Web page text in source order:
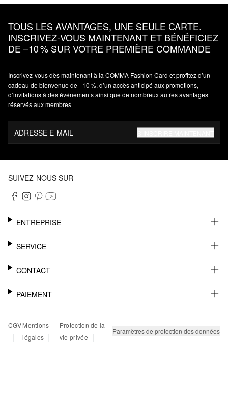
TOUS LES AVANTAGES, UNE SEULE CARTE.
INSCRIVEZ‑VOUS MAINTENANT ET BÉNÉFICIEZ
DE –10 % SUR VOTRE PREMIÈRE COMMANDE
Inscrivez‑vous dès maintenant à la COMMA Fashion Card et profitez d’un
cadeau de bienvenue de –10 %, d’un accès anticipé aux promotions,
d’invitations à des événements ainsi que de nombreux autres avantages
réservés aux membres
ADRESSE E-MAIL
SUIVEZ-NOUS SUR
ENTREPRISE
CARRIÈRE
SERVICE
NEWSLETTER
MÉMO
RETOURS
FAQ
CONTACT
AIDE
PAIEMENT
PAYPAL
CARTE BANCAIRE
CGV
|
Mentions
légales |
Protection de la
vie privée
| Paramètres de protection des données